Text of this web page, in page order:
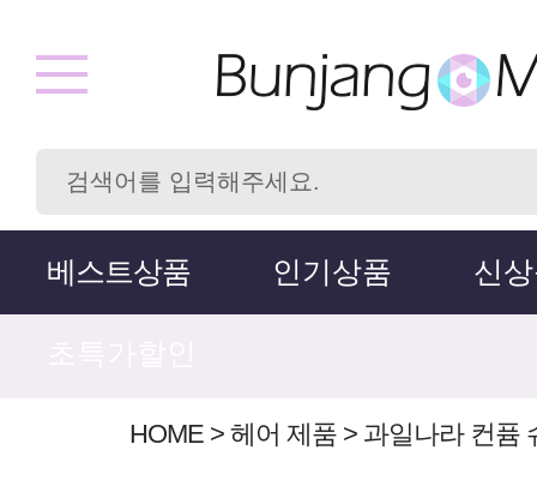
베스트상품 인기상품 신
HOME > 헤어 제품 > 과일나라 컨퓸